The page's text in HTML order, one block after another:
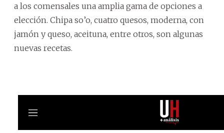
a los comensales una amplia gama de opciones a
elección. Chipa so’o, cuatro quesos, moderna, con
jamón y queso, aceituna, entre otros, son algunas
nuevas recetas.